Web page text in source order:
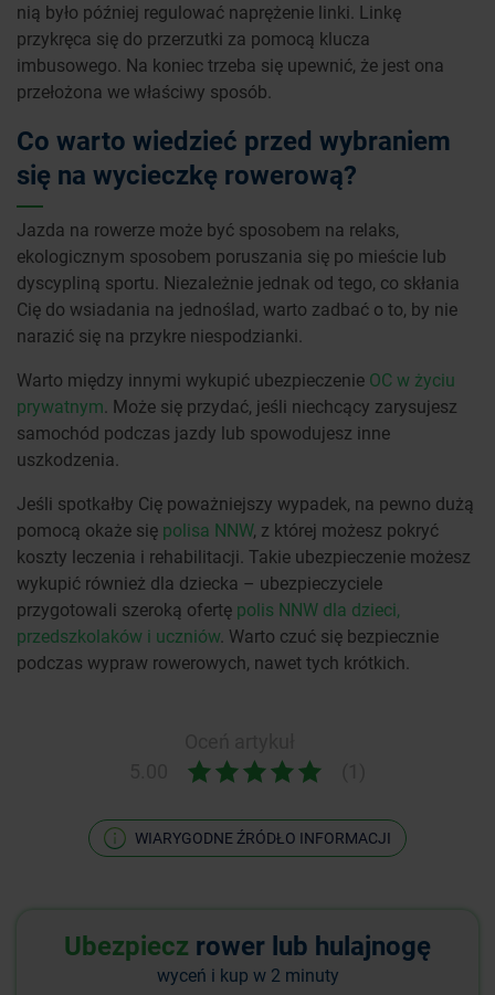
nią było później regulować naprężenie linki. Linkę
przykręca się do przerzutki za pomocą klucza
imbusowego. Na koniec trzeba się upewnić, że jest ona
przełożona we właściwy sposób.
Co warto wiedzieć przed wybraniem
się na wycieczkę rowerową?
Jazda na rowerze może być sposobem na relaks,
ekologicznym sposobem poruszania się po mieście lub
dyscypliną sportu. Niezależnie jednak od tego, co skłania
Cię do wsiadania na jednoślad, warto zadbać o to, by nie
narazić się na przykre niespodzianki.
Warto między innymi wykupić ubezpieczenie OC w życiu
prywatnym. Może się przydać, jeśli niechcący zarysujesz
samochód podczas jazdy lub spowodujesz inne
uszkodzenia.
Jeśli spotkałby Cię poważniejszy wypadek, na pewno dużą
pomocą okaże się polisa NNW, z której możesz pokryć
koszty leczenia i rehabilitacji. Takie ubezpieczenie możesz
wykupić również dla dziecka – ubezpieczyciele
przygotowali szeroką ofertę polis NNW dla dzieci,
przedszkolaków i uczniów. Warto czuć się bezpiecznie
podczas wypraw rowerowych, nawet tych krótkich.
WIARYGODNE ŹRÓDŁO INFORMACJI
Ubezpiecz rower lub hulajnogę
wyceń i kup w 2 minuty